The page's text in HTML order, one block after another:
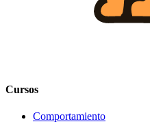
Cursos
Comportamiento